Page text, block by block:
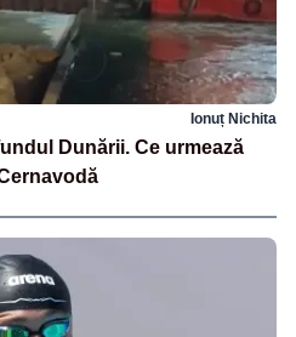
Ionuț Nichita
Dunării. Ce urmează